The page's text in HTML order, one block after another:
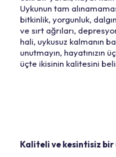
Uykunun tam
bitkinlik, yorgunluk,
ve sırt ağrıları,
hali, uykusuz kalmanın
unutmayın,
üçte ikisinin kalitesini
Kaliteli ve kesintisiz bir